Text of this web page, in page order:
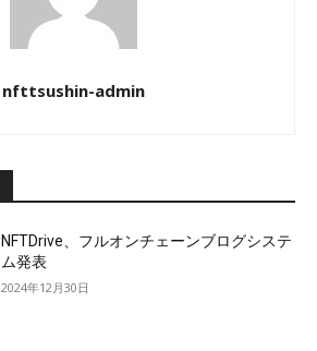
nfttsushin-admin
NFTDrive、フルオンチェーンブログシステ
ム発表
2024年12月30日